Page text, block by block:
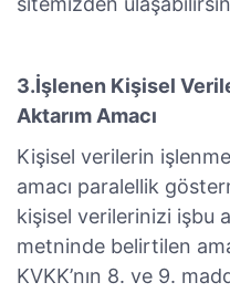
3.İşlenen Kişisel
Aktarım Amacı
Kişisel verilerin
amacı paralellik
kişisel verilerinizi işbu
metninde belirtilen
KVKK’nın 8. ve 9.